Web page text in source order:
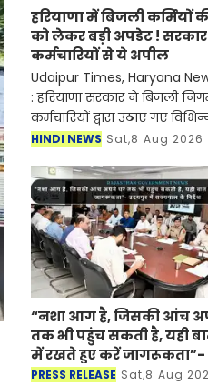
हरियाणा में बिजली कर्मियों
को लेकर बड़ी अपडेट !
कर्मचारियों से ये अपील
Udaipur Times, Haryana
: हरियाणा सरकार ने बिजली
कर्मचारियों द्वारा उठाए गए
बातचीत के माध्यम से समाधान
हड
HINDI NEWS Sat,8 Aug 2026
“नशा आग है, जिसकी आंच
तक भी पहुंच सकती है, यही
में रखते हुए करें जागरूकता”-
में राज्यपाल के निर्देश
PRESS RELEASE Sat,8 Aug